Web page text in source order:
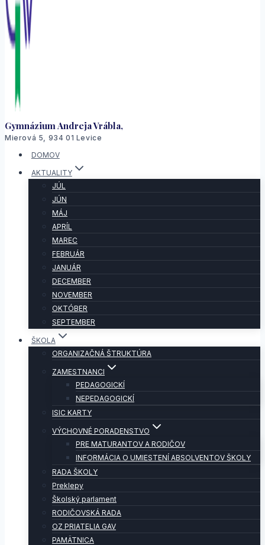
Gymnázium Andreja Vrábla,
Mierová 5, 934 01 Levice
DOMOV
AKTUALITY
JÚL
JÚN
MÁJ
APRÍL
MAREC
FEBRUÁR
JANUÁR
DECEMBER
NOVEMBER
OKTÓBER
SEPTEMBER
ŠKOLA
ORGANIZAČNÁ ŠTRUKTÚRA
ZAMESTNANCI
PEDAGOGICKÍ
NEPEDAGOGICKÍ
ISIC KARTY
VÝCHOVNÉ PORADENSTVO
PRE MATURANTOV A RODIČOV
INFORMÁCIA O UMIESTENÍ ABSOLVENTOV ŠKOLY
RADA ŠKOLY
Preklepy
Školský parlament
RODIČOVSKÁ RADA
OZ PRIATELIA GAV
PAMÄTNICA